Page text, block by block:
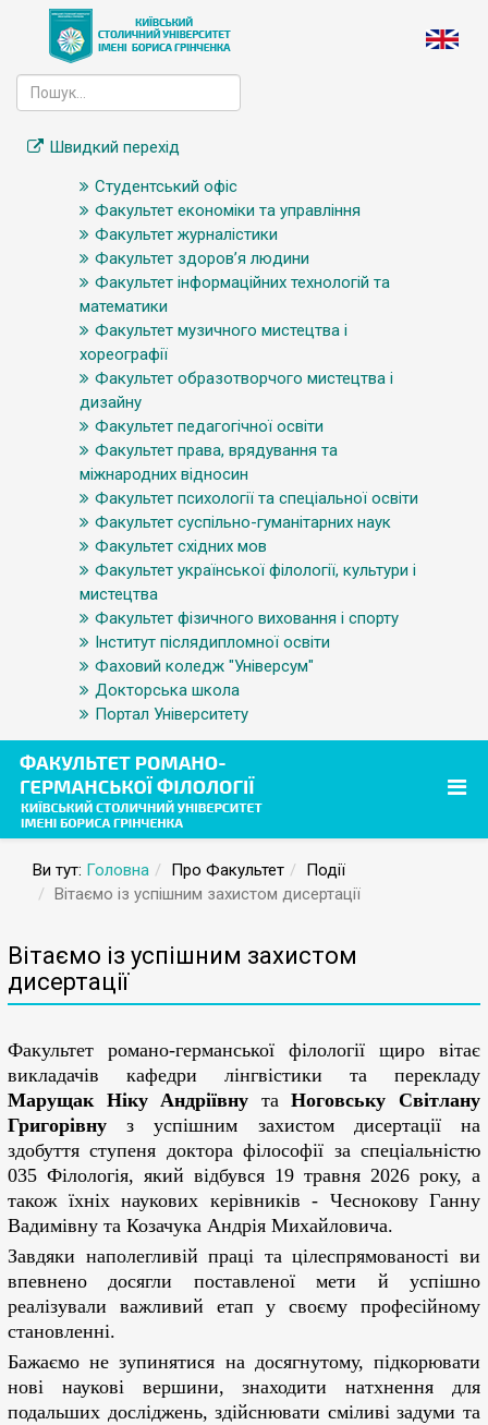
Швидкий перехід
Студентський офіс
Факультет економіки та управління
Факультет журналістики
Факультет здоров’я людини
Факультет інформаційних технологій та
математики
Факультет музичного мистецтва і
хореографії
Факультет образотворчого мистецтва і
дизайну
Факультет педагогічної освіти
Факультет права, врядування та
міжнародних відносин
Факультет психології та спеціальної освіти
Факультет суспільно-гуманітарних наук
Факультет східних мов
Факультет української філології, культури і
мистецтва
Факультет фізичного виховання і спорту
Інститут післядипломної освіти
Фаховий коледж "Універсум"
Докторська школа
Портал Університету
Ви тут: Головна Про Факультет
Події
Вітаємо із успішним захистом дисертації
Вітаємо із успішним захистом
дисертації
Факультет романо-германської філології щиро вітає
викладачів кафедри лінгвістики та перекладу
Марущак Ніку Андріївну таНоговську Світлану
Григорівну з успішним захистом дисертації на
здобуття ступеня доктора філософії за спеціальністю
035 Філологія, який відбувся 19 травня 2026 року, а
також їхніх наукових керівників - Чеснокову Ганну
Вадимівну та Козачука Андрія Михайловича.
Завдяки наполегливій праці та цілеспрямованості ви
впевнено досягли поставленої мети й успішно
реалізували важливий етап у своєму професійному
становленні.
Бажаємо не зупинятися на досягнутому, підкорювати
нові наукові вершини, знаходити натхнення для
подальших досліджень, здійснювати сміливі задуми та